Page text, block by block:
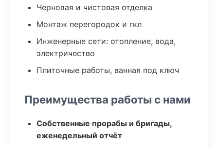
Черновая и чистовая отделка
Монтаж перегородок и гкл
Инженерные сети: отопление, вода,
электричество
Плиточные работы, ванная под ключ
Преимущества работы с нами
Собственные прорабы и бригады,
еженедельный отчёт